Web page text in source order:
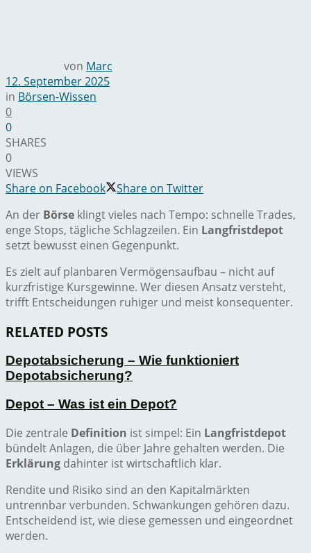
von Marc
12. September 2025
in Börsen-Wissen
0
0
SHARES
0
VIEWS
Share on Facebook
Share on Twitter
An der Börse klingt vieles nach Tempo: schnelle Trades,
enge Stops, tägliche Schlagzeilen. Ein Langfristdepot
setzt bewusst einen Gegenpunkt.
Es zielt auf planbaren Vermögensaufbau – nicht auf
kurzfristige Kursgewinne. Wer diesen Ansatz versteht,
trifft Entscheidungen ruhiger und meist konsequenter.
RELATED POSTS
Depotabsicherung – Wie funktioniert
Depotabsicherung?
Depot – Was ist ein Depot?
Die zentrale Definition ist simpel: Ein Langfristdepot
bündelt Anlagen, die über Jahre gehalten werden. Die
Erklärung dahinter ist wirtschaftlich klar.
Rendite und Risiko sind an den Kapitalmärkten
untrennbar verbunden. Schwankungen gehören dazu.
Entscheidend ist, wie diese gemessen und eingeordnet
werden.